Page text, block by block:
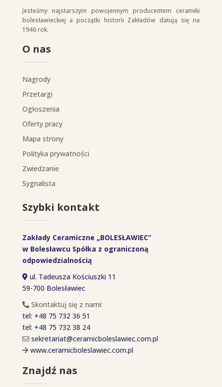
Jesteśmy najstarszym powojennym producentem ceramiki
bolesławieckiej a początki historii Zakładów datują się na
1946 rok.
O nas
Nagrody
Przetargi
Ogłoszenia
Oferty pracy
Mapa strony
Polityka prywatności
Zwiedzanie
Sygnalista
Szybki kontakt
Zakłady Ceramiczne „BOLESŁAWIEC”
w Bolesławcu Spółka z ograniczoną
odpowiedzialnością
ul. Tadeusza Kościuszki 11
59-700 Bolesławiec
Skontaktuj się z nami:
tel: +48 75 732 36 51
tel: +48 75 732 38 24
sekretariat@ceramicboleslawiec.com.pl
www.ceramicboleslawiec.com.pl
Znajdź nas